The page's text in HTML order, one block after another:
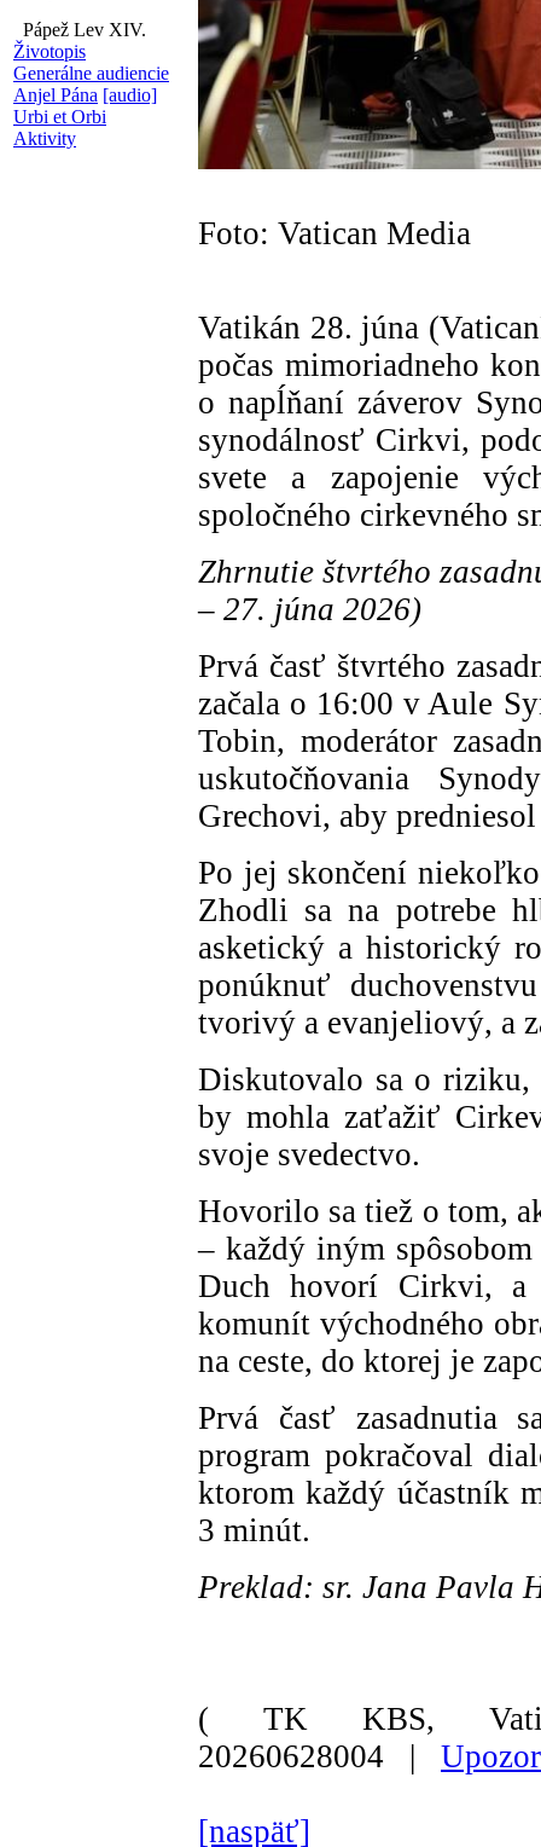
Pápež Lev XIV.
Životopis
Generálne audiencie
Anjel Pána [audio]
Urbi et Orbi
Aktivity
Foto: Vatican Media
Vatikán 28. júna
počas mimoriadneho
o napĺňaní záverov
synodálnosť Cirkvi,
svete a zapojenie
spoločného cirkevného
Zhrnutie štvrtého
– 27. júna 2026)
Prvá časť štvrtého
začala o 16:00 v Aule
Tobin, moderátor
uskutočňovania
Grechovi, aby
Po jej skončení
Zhodli sa na potrebe
asketický a historický
ponúknuť
tvorivý a evanjeliový, a
Diskutovalo sa o riziku,
by mohla zaťažiť
svoje svedectvo.
Hovorilo sa tiež o tom,
– každý iným
Duch hovorí Cirkvi, a
komunít východného
na ceste, do ktorej je
Prvá časť zasadnutia
program pokračoval
ktorom každý účastník
3 minút.
Preklad: sr. Jana Pavla
( TK KBS,
20260628004 |
[naspäť]